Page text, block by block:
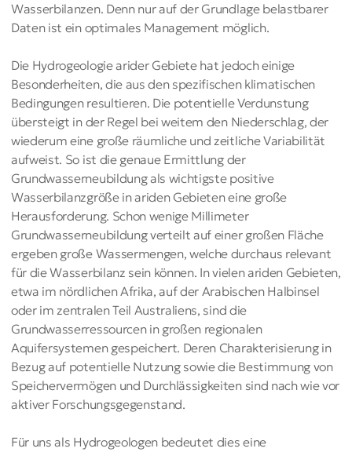
Wasserbilanzen. Denn nur auf der Grundlage belastbarer
Daten ist ein optimales Management möglich.
Die Hydrogeologie arider Gebiete hat jedoch einige
Besonderheiten, die aus den spezifischen klimatischen
Bedingungen resultieren. Die potentielle Verdunstung
übersteigt in der Regel bei weitem den Niederschlag, der
wiederum eine große räumliche und zeitliche Variabilität
aufweist. So ist die genaue Ermittlung der
Grundwasserneubildung als wichtigste positive
Wasserbilanzgröße in ariden Gebieten eine große
Herausforderung. Schon wenige Millimeter
Grundwasserneubildung verteilt auf einer großen Fläche
ergeben große Wassermengen, welche durchaus relevant
für die Wasserbilanz sein können. In vielen ariden Gebieten,
etwa im nördlichen Afrika, auf der Arabischen Halbinsel
oder im zentralen Teil Australiens, sind die
Grundwasserressourcen in großen regionalen
Aquifersystemen gespeichert. Deren Charakterisierung in
Bezug auf potentielle Nutzung sowie die Bestimmung von
Speichervermögen und Durchlässigkeiten sind nach wie vor
aktiver Forschungsgegenstand.
Für uns als Hydrogeologen bedeutet dies eine